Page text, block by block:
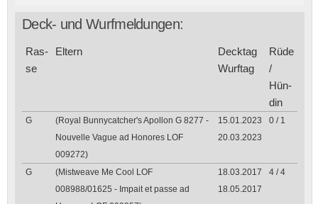
Deck- und Wurfmeldungen:
Ras­
se
Eltern
Deck­tag
Wurf­tag
Rüde
/
Hün­
din
G
(Royal Bunnycatcher's Apollon G 8277 -
Nouvelle Vague ad Honores LOF
009272)
15.01.2023
20.03.2023
0 / 1
G
(Mistweave Me Cool LOF
008988/01625 - Impait et passe ad
18.03.2017
18.05.2017
4 / 4